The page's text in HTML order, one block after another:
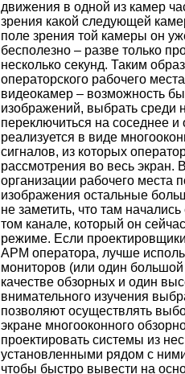
движения в одной из камер
зрения какой следующей
поле зрения той камеры он
бесполезно – разве только
несколько секунд. Таким
операторского рабочего
видеокамер – возможность
изображений, выбрать среди
переключиться на соседнее
реализуется в виде
сигналов, из которых
рассмотрения во весь экран.
организации рабочего места
изображения остальные
не заметить, что там
том канале, который он
режиме. Если
АРМ оператора, лучше
мониторов (или один
качестве обзорных и один
внимательного изучения
позволяют осуществлять
экране многооконного
проектировать системы из
установленными рядом с
чтобы быстро вывести на